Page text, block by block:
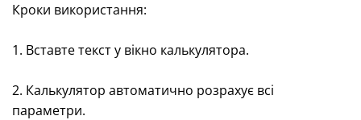
Кроки використання:
1. Вставте текст у вікно калькулятора.
2. Калькулятор автоматично розрахує всі
параметри.